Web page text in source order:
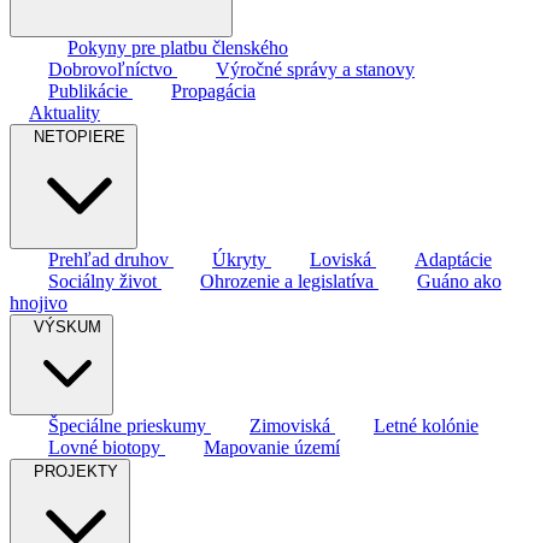
Pokyny pre platbu členského
Dobrovoľníctvo
Výročné správy a stanovy
Publikácie
Propagácia
Aktuality
NETOPIERE
Prehľad druhov Úkryty Loviská
Adaptácie
Sociálny život
Ohrozenie a legislatíva
Guáno ako
hnojivo
VÝSKUM
Špeciálne prieskumy Zimoviská
Letné kolónie
Lovné biotopy
Mapovanie území
PROJEKTY